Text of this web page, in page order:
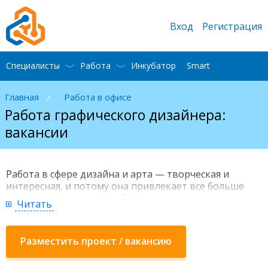
Главная / Работа в офисе
Работа графического дизайнера:
вакансии
Работа в сфере дизайна и арта — творческая и
интересная, и потому она привлекает все больше
молодых специалистов. Если вы находитесь в
поисках работы дизайнером, используйте
возможности сайта pchel.net. Здесь, на страницах
этого раздела, собраны вакансии от работодателей
из Украины, России и других стран ближнего
зарубежья.
Читать
Разместить проект / вакансию
Вход Регистрация
Специалисты Работа Инкубатор Smart